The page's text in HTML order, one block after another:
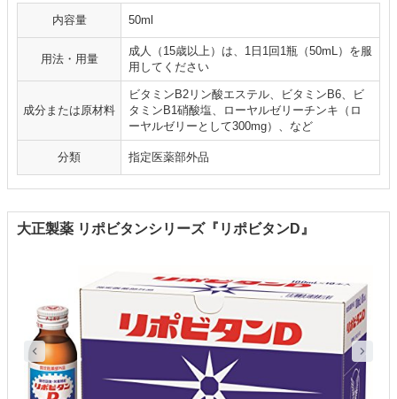
内容量 50ml
用法・用量
成人（15歳以上）は、1日1回1瓶（50mL）を服
用してください
成分または原材料
ビタミンB2リン酸エステル、ビタミンB6、ビ
タミンB1硝酸塩、ローヤルゼリーチンキ（ロ
ーヤルゼリーとして300mg）、など
分類 指定医薬部外品
大正製薬 リポビタンシリーズ『リポビタンD』